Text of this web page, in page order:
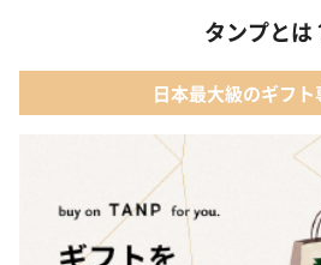
04 メイクアップ
05 入浴剤・バスケア
03 【名入れギフト】フラワーティント
ールドパッケージ］
04 FLOWERiUM®︎ Christmas toilette
タンプとは
日本最大級のギフト